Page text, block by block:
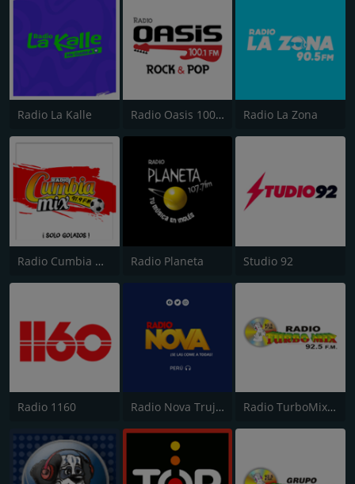
Radio La Kalle Radio Oasis 100.1 FM Radio La Zona
Radio Cumbia Mix Radio Planeta Studio 92
Radio 1160 Radio Nova Trujillo 105.1 FM Radio TurboMix FM